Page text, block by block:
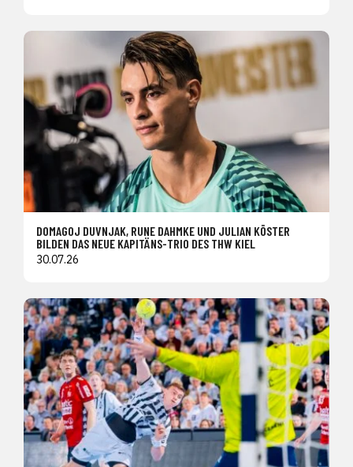
DOMAGOJ DUVNJAK, RUNE DAHMKE UND JULIAN KÖSTER
BILDEN DAS NEUE KAPITÄNS-TRIO DES THW KIEL
30.07.26